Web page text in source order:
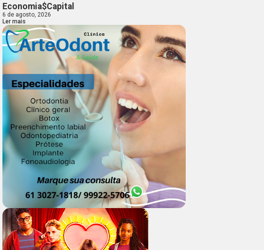
Economia$Capital
6 de agosto, 2026
Ler mais